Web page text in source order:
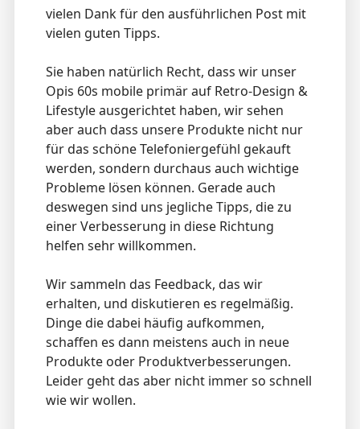
vielen Dank für den ausführlichen Post mit
vielen guten Tipps.
Sie haben natürlich Recht, dass wir unser
Opis 60s mobile primär auf Retro-Design &
Lifestyle ausgerichtet haben, wir sehen
aber auch dass unsere Produkte nicht nur
für das schöne Telefoniergefühl gekauft
werden, sondern durchaus auch wichtige
Probleme lösen können. Gerade auch
deswegen sind uns jegliche Tipps, die zu
einer Verbesserung in diese Richtung
helfen sehr willkommen.
Wir sammeln das Feedback, das wir
erhalten, und diskutieren es regelmäßig.
Dinge die dabei häufig aufkommen,
schaffen es dann meistens auch in neue
Produkte oder Produktverbesserungen.
Leider geht das aber nicht immer so schnell
wie wir wollen.